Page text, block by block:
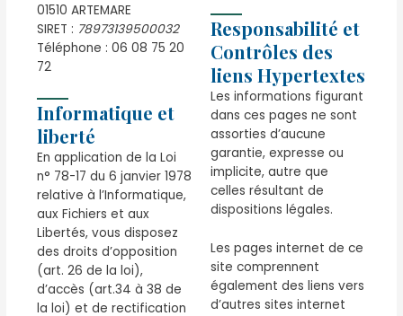
01510 ARTEMARE
SIRET : 78973139500032
Téléphone : 06 08 75 20
72
Informatique et
liberté
En application de la Loi
n° 78-17 du 6 janvier 1978
relative à l’Informatique,
aux Fichiers et aux
Libertés, vous disposez
des droits d’opposition
(art. 26 de la loi),
d’accès (art.34 à 38 de
la loi) et de rectification
Responsabilité et
Contrôles des
liens Hypertextes
Les informations figurant
dans ces pages ne sont
assorties d’aucune
garantie, expresse ou
implicite, autre que
celles résultant de
dispositions légales.
Les pages internet de ce
site comprennent
également des liens vers
d’autres sites internet